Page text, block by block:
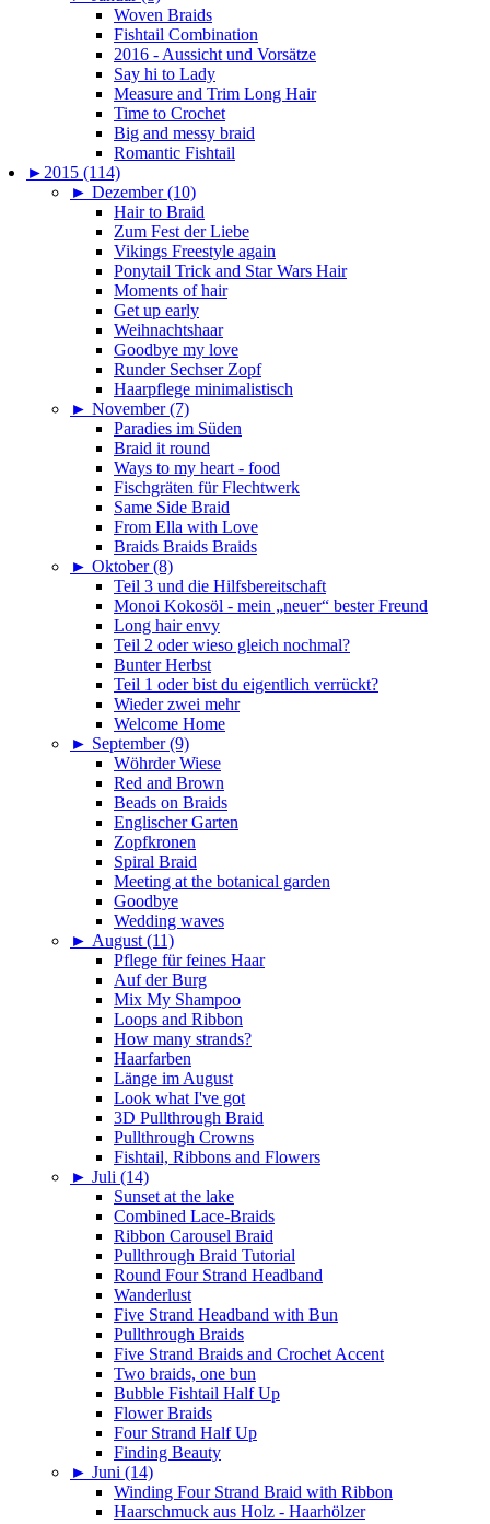
Woven Braids
Fishtail Combination
2016 - Aussicht und Vorsätze
Say hi to Lady
Measure and Trim Long Hair
Time to Crochet
Big and messy braid
Romantic Fishtail
► 2015 (114)
► Dezember (10)
Hair to Braid
Zum Fest der Liebe
Vikings Freestyle again
Ponytail Trick and Star Wars Hair
Moments of hair
Get up early
Weihnachtshaar
Goodbye my love
Runder Sechser Zopf
Haarpflege minimalistisch
► November (7)
Paradies im Süden
Braid it round
Ways to my heart - food
Fischgräten für Flechtwerk
Same Side Braid
From Ella with Love
Braids Braids Braids
► Oktober (8)
Teil 3 und die Hilfsbereitschaft
Monoi Kokosöl - mein „neuer“ bester Freund
Long hair envy
Teil 2 oder wieso gleich nochmal?
Bunter Herbst
Teil 1 oder bist du eigentlich verrückt?
Wieder zwei mehr
Welcome Home
► September (9)
Wöhrder Wiese
Red and Brown
Beads on Braids
Englischer Garten
Zopfkronen
Spiral Braid
Meeting at the botanical garden
Goodbye
Wedding waves
► August (11)
Pflege für feines Haar
Auf der Burg
Mix My Shampoo
Loops and Ribbon
How many strands?
Haarfarben
Länge im August
Look what I've got
3D Pullthrough Braid
Pullthrough Crowns
Fishtail, Ribbons and Flowers
► Juli (14)
Sunset at the lake
Combined Lace-Braids
Ribbon Carousel Braid
Pullthrough Braid Tutorial
Round Four Strand Headband
Wanderlust
Five Strand Headband with Bun
Pullthrough Braids
Five Strand Braids and Crochet Accent
Two braids, one bun
Bubble Fishtail Half Up
Flower Braids
Four Strand Half Up
Finding Beauty
► Juni (14)
Winding Four Strand Braid with Ribbon
Haarschmuck aus Holz - Haarhölzer